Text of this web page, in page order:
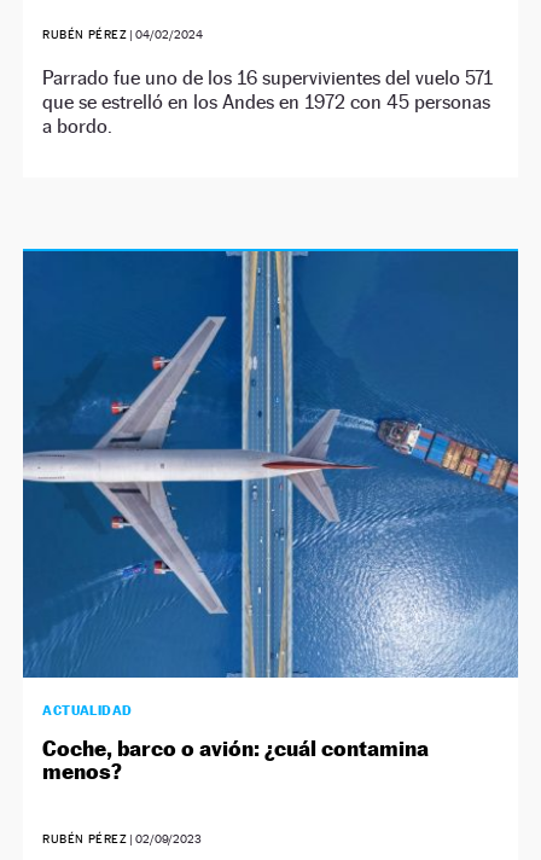
RUBÉN PÉREZ |04/02/2024
Parrado fue uno de los 16 supervivientes del vuelo 571
que se estrelló en los Andes en 1972 con 45 personas
a bordo.
ACTUALIDAD
Coche, barco o avión: ¿cuál contamina
menos?
RUBÉN PÉREZ |02/09/2023